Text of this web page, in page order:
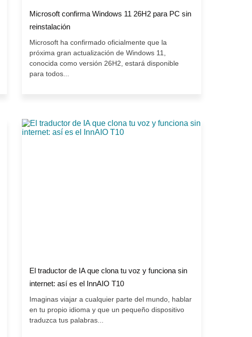
Microsoft confirma Windows 11 26H2 para PC sin
reinstalación
Microsoft ha confirmado oficialmente que la
próxima gran actualización de Windows 11,
conocida como versión 26H2, estará disponible
para todos...
El traductor de IA que clona tu voz y funciona sin
internet: así es el InnAIO T10
Imaginas viajar a cualquier parte del mundo, hablar
en tu propio idioma y que un pequeño dispositivo
traduzca tus palabras...